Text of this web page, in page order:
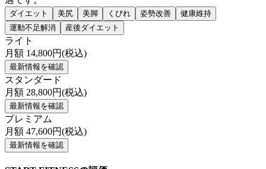
ダイエット 美尻 美脚 くびれ 姿勢改善
健康維持
運動不足解消
産後ダイエット
ライト
月額 14,800円(税込)
最新情報を確認
スタンダード
月額 28,800円(税込)
最新情報を確認
プレミアム
月額 47,600円(税込)
最新情報を確認